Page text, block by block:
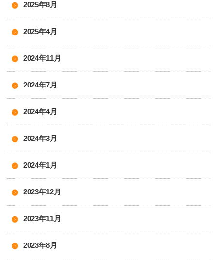
2025年8月
2025年4月
2024年11月
2024年7月
2024年4月
2024年3月
2024年1月
2023年12月
2023年11月
2023年8月